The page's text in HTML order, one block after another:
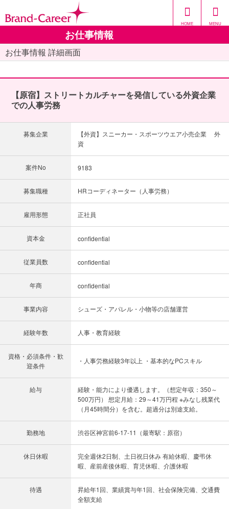
HOME MENU
お仕事情報
お仕事情報 詳細画面
【原宿】ストリートカルチャーを発信している外資企業
での人事労務
募集企業
【外資】スニーカー・スポーツウエア小売企業 外
資
案件No 9183
募集職種 HRコーディネーター（人事労務）
雇用形態 正社員
資本金 confidential
従業員数 confidential
年商 confidential
事業内容 シューズ・アパレル・小物等の店舗運営
経験年数 人事・教育経験
資格・必須条件・歓
迎条件
・人事労務経験3年以上 ・基本的なPCスキル
給与
経験・能力により優遇します。（想定年収：350～
500万円） 想定月給：29～41万円程 ※みなし残業代
（月45時間分）を含む。超過分は別途支給。
勤務地 渋谷区神宮前6-17-11（最寄駅：原宿）
休日休暇
完全週休2日制、土日祝日休み 有給休暇、慶弔休
暇、産前産後休暇、育児休暇、介護休暇
待遇
昇給年1回、業績賞与年1回、社会保険完備、交通費
全額支給